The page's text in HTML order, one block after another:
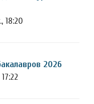
18:20
2026